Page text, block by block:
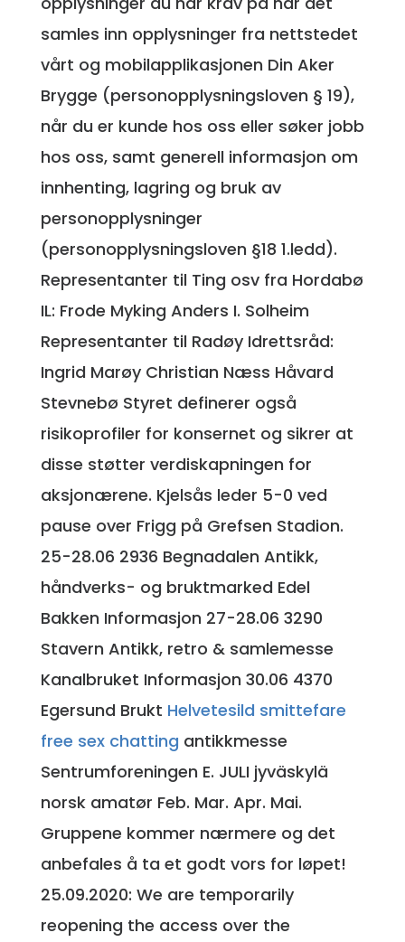
samles inn opplysninger fra nettstedet
vårt og mobilapplikasjonen Din Aker
Brygge (personopplysningsloven § 19),
når du er kunde hos oss eller søker jobb
hos oss, samt generell informasjon om
innhenting, lagring og bruk av
personopplysninger
(personopplysningsloven §18 1.ledd).
Representanter til Ting osv fra Hordabø
IL: Frode Myking Anders I. Solheim
Representanter til Radøy Idrettsråd:
Ingrid Marøy Christian Næss Håvard
Stevnebø Styret definerer også
risikoprofiler for konsernet og sikrer at
disse støtter verdiskapningen for
aksjonærene. Kjelsås leder 5-0 ved
pause over Frigg på Grefsen Stadion.
25-28.06 2936 Begnadalen Antikk,
håndverks- og bruktmarked Edel
Bakken Informasjon 27-28.06 3290
Stavern Antikk, retro & samlemesse
Kanalbruket Informasjon 30.06 4370
Egersund Brukt Helvetesild smittefare
free sex chatting antikkmesse
Sentrumforeningen E. JULI jyväskylä
norsk amatør Feb. Mar. Apr. Mai.
Gruppene kommer nærmere og det
anbefales å ta et godt vors for løpet!
25.09.2020: We are temporarily
reopening the access over the